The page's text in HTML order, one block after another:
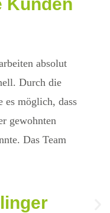
absolut
Durch die
es möglich, dass
gewohnten
Das Team